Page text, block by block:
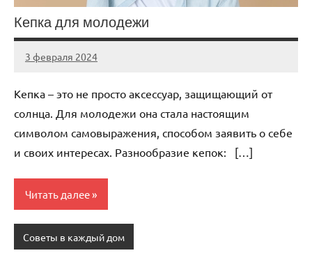
Кепка для молодежи
3 февраля 2024
Avtor
Нет
Кепка – это не просто аксессуар, защищающий от
солнца. Для молодежи она стала настоящим
символом самовыражения, способом заявить о себе
и своих интересах. Разнообразие кепок: […]
Читать далее
Советы в каждый дом